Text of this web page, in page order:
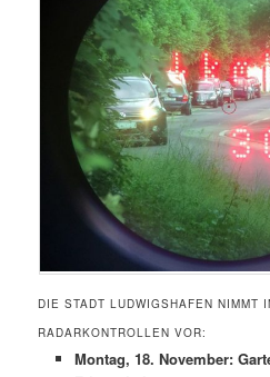
DIE STADT LUDWIGSHAFEN NIMMT
RADARKONTROLLEN VOR:
Montag, 18. November: